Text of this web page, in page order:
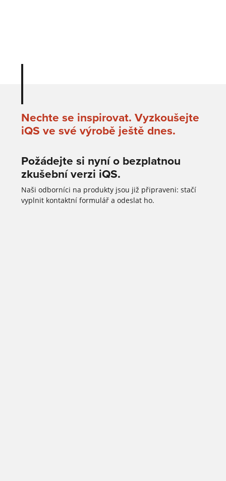
Nechte se inspirovat. Vyzkoušejte
iQS ve své výrobě ještě dnes.
Požádejte si nyní o bezplatnou
zkušební verzi iQS.
Naši odborníci na produkty jsou již připraveni: stačí
vyplnit kontaktní formulář a odeslat ho.